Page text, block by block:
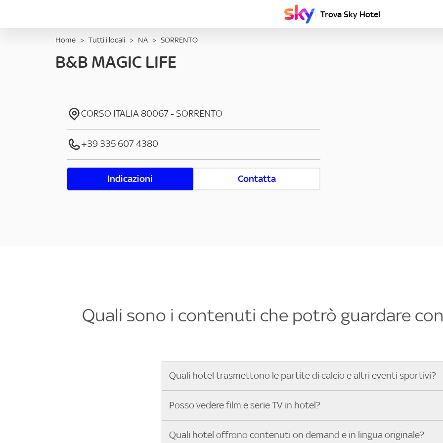
Trova Sky Hotel
Home > Tutti i locali > NA > SORRENTO
B&B MAGIC LIFE
CORSO ITALIA80067- SORRENTO
+39 335 607 4380
Indicazioni Contatta
Quali sono i contenuti che potrò guardare
Quali hotel trasmettono le partite di calcio e altri eventi sportivi?
Se cerchi un hotel dove poter vedere le partite di Serie A, UEFA Champions
che trasmette gli eventi sportivi.
Posso vedere film e serie TV in hotel?
Sì, gli hotel che hanno Sky in camera offrono una vasta selezione di film
Quali hotel offrono contenuti on demand e in lingua originale?